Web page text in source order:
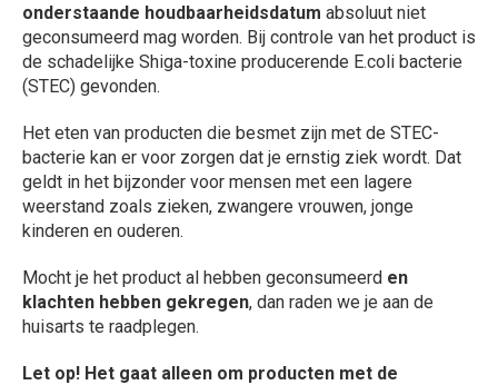
onderstaande houdbaarheidsdatum absoluut niet
geconsumeerd mag worden. Bij controle van het product is
de schadelijke Shiga-toxine producerende E.coli bacterie
(STEC) gevonden.
Het eten van producten die besmet zijn met de STEC-
bacterie kan er voor zorgen dat je ernstig ziek wordt. Dat
geldt in het bijzonder voor mensen met een lagere
weerstand zoals zieken, zwangere vrouwen, jonge
kinderen en ouderen.
Mocht je het product al hebben geconsumeerd en
klachten hebben gekregen, dan raden we je aan de
huisarts te raadplegen.
Let op! Het gaat alleen om producten met de